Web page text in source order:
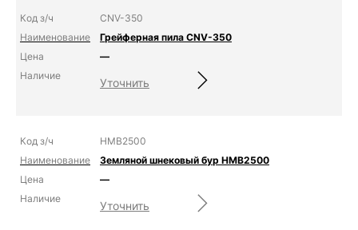
CNV-350
Грейферная пила CNV-350
—
Уточнить
HMB2500
Земляной шнековый бур HMB2500
—
Уточнить